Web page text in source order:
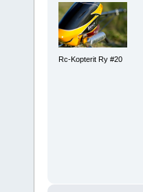
Rc-Kopterit Ry #20